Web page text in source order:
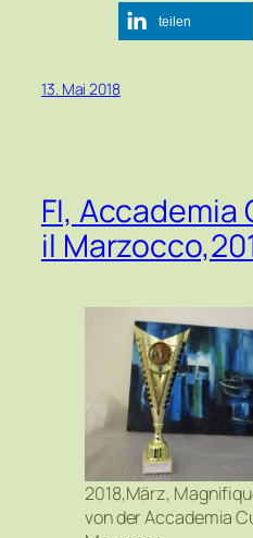
teilen
13. Mai 2018
FI, Accademia
il
2018,März,
von der Accademia